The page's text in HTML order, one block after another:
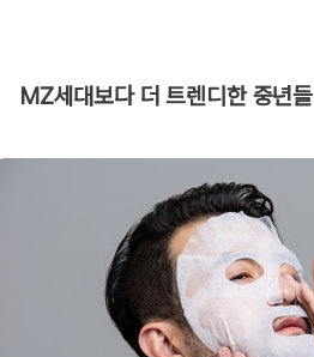
MZ세대보다 더 트렌디한 중년들